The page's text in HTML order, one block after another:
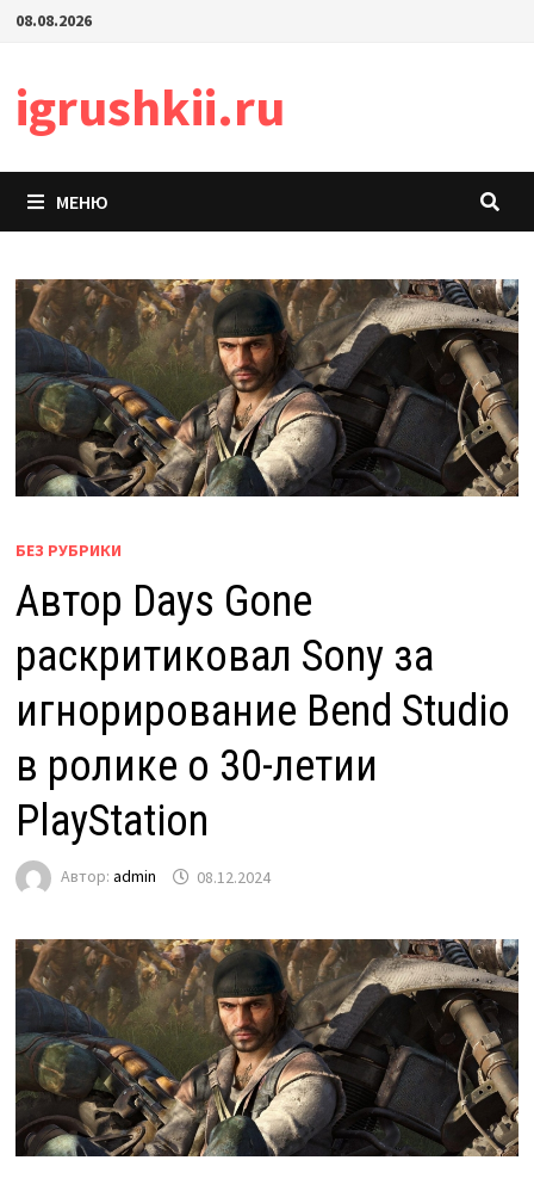
Перейти
08.08.2026
igrushkii.ru
МЕНЮ
БЕЗ РУБРИКИ
Автор Days Gone
раскритиковал Sony за
игнорирование Bend Studio
в ролике о 30-летии
PlayStation
Автор: admin 08.12.2024